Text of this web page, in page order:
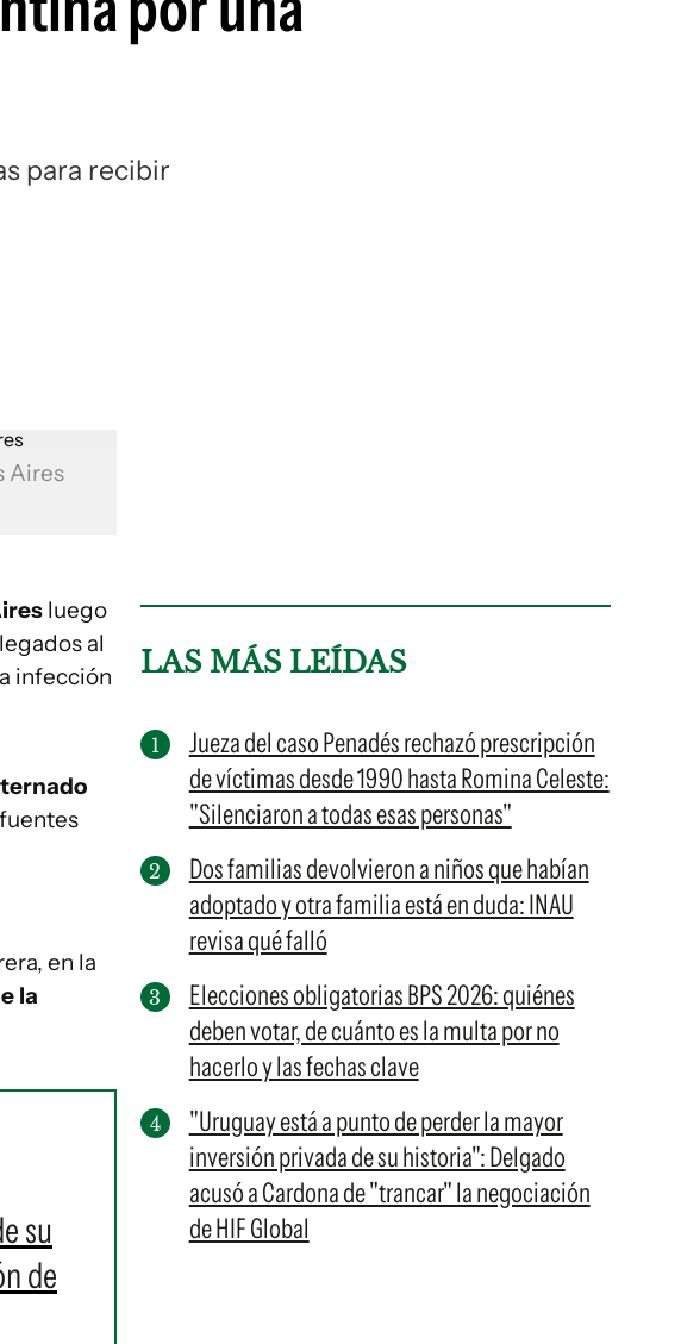
para recibir
Aires
luego
al
infección
en la
la
su
de
LAS MÁS LEÍDAS
Jueza del caso Penadés rechazó prescripción
de víctimas desde 1990 hasta Romina Celeste:
"Silenciaron a todas esas personas"
Dos familias devolvieron a niños que habían
adoptado y otra familia está en duda: INAU
revisa qué falló
Elecciones obligatorias BPS 2026: quiénes
deben votar, de cuánto es la multa por no
hacerlo y las fechas clave
"Uruguay está a punto de perder la mayor
inversión privada de su historia": Delgado
acusó a Cardona de "trancar" la negociación
de HIF Global